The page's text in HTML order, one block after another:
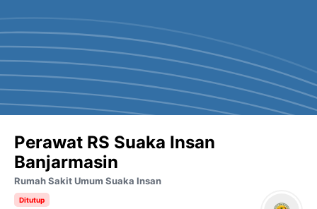
Perawat RS Suaka Insan
Banjarmasin
Rumah Sakit Umum Suaka Insan
Ditutup